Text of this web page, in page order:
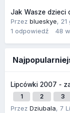
Jak Wasze dzieci
Przez blueskye, 21
1 odpowiedź 48
Lipcówki 2007 -
1 2 3
Przez Dziubala, 7